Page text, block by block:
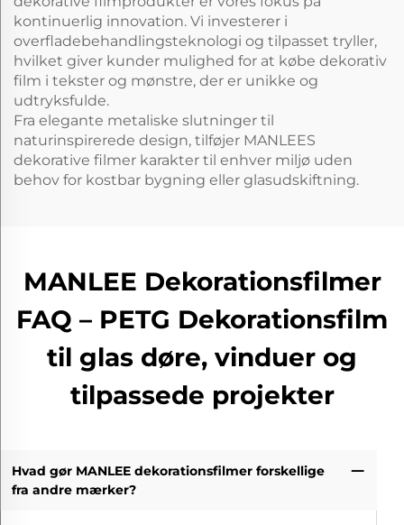
kontinuerlig innovation. Vi investerer i
overfladebehandlingsteknologi og tilpasset tryller,
hvilket giver kunder mulighed for at købe dekorativ
film i tekster og mønstre, der er unikke og
udtryksfulde.
Fra elegante metaliske slutninger til
naturinspirerede design, tilføjer MANLEES
dekorative filmer karakter til enhver miljø uden
behov for kostbar bygning eller glasudskiftning.
MANLEE Dekorationsfilmer
FAQ – PETG Dekorationsfilm
til glas døre, vinduer og
tilpassede projekter
Hvad gør MANLEE dekorationsfilmer forskellige
fra andre mærker?